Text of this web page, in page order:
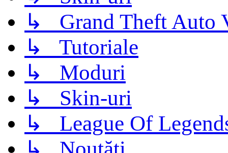
↳ Grand Theft Auto
↳ Tutoriale
↳ Moduri
↳ Skin-uri
↳ League Of